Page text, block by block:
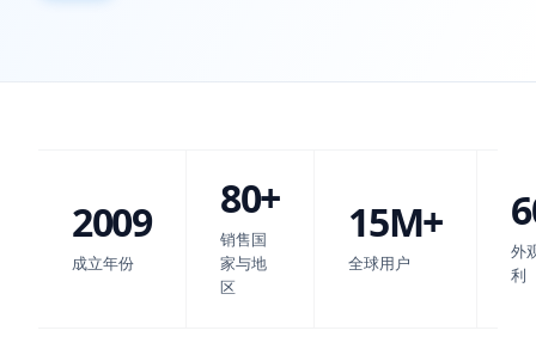
2009
成立年份
80+
销售国
家与地
区
15M+
全球用户
外
利